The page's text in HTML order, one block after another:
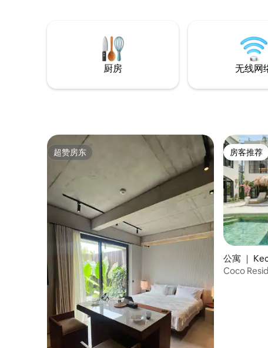
balcony to savour unbeatable sunset
views from your lounge pool. Trendy
hotspots are just moments away, whilst
remaining an intimate oasis of
tranquillity.
厨房 无线网
超赞房东
超赞房东 房客推荐
房客推荐
公寓 ｜
Coco